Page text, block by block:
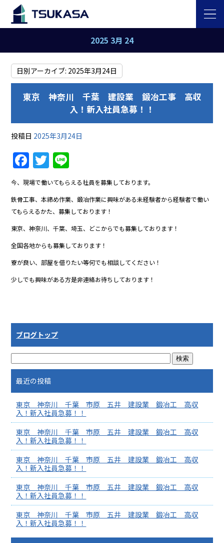
2025 3月 24
日別アーカイブ: 2025年3月24日
東京 神奈川 千葉 建設業 鍛冶工事 高収
入！新入社員急募！！
投稿日 2025年3月24日
Facebook
Twitter
今、現場で働いてもらえる社員を募集しております。
鉄骨工事、本締め作業、鍛冶作業に興味がある未経験者から経験者で働い
てもらえるかた、募集しております！
東京、神奈川、千葉、埼玉、どこからでも募集しております！
全国各地からも募集しております！
寮が良い、部屋を借りたい等何でも相談してください！
少しでも興味がある方是非連絡お待ちしております！
ブログトップ
最近の投稿
東京 神奈川 千葉 市原 五井 建設業 鍛冶工 高収
入！新入社員急募！！
東京 神奈川 千葉 市原 五井 建設業 鍛冶工 高収
入！新入社員急募！！
東京 神奈川 千葉 市原 五井 建設業 鍛冶工 高収
入！新入社員急募！！
東京 神奈川 千葉 市原 五井 建設業 鍛冶工 高収
入！新入社員急募！！
東京 神奈川 千葉 市原 五井 建設業 鍛冶工 高収
入！新入社員急募！！